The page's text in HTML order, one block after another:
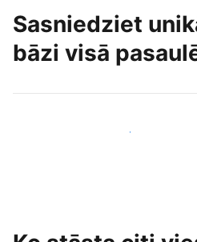
Sasniedziet
bāzi visā
Sasniegt jaunus viesus jau